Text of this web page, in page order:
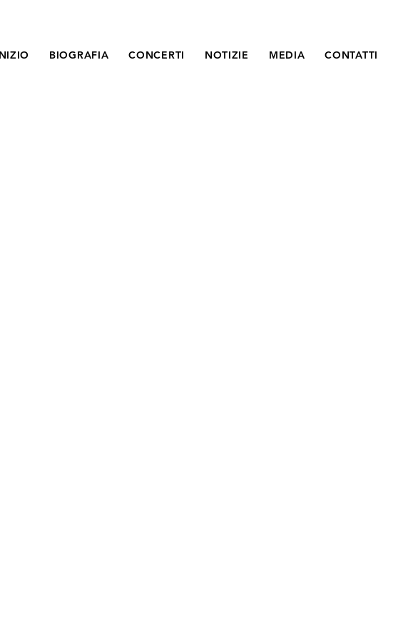
BIOGRAFIA CONCERTI NOTIZIE MEDIA CONTATTI